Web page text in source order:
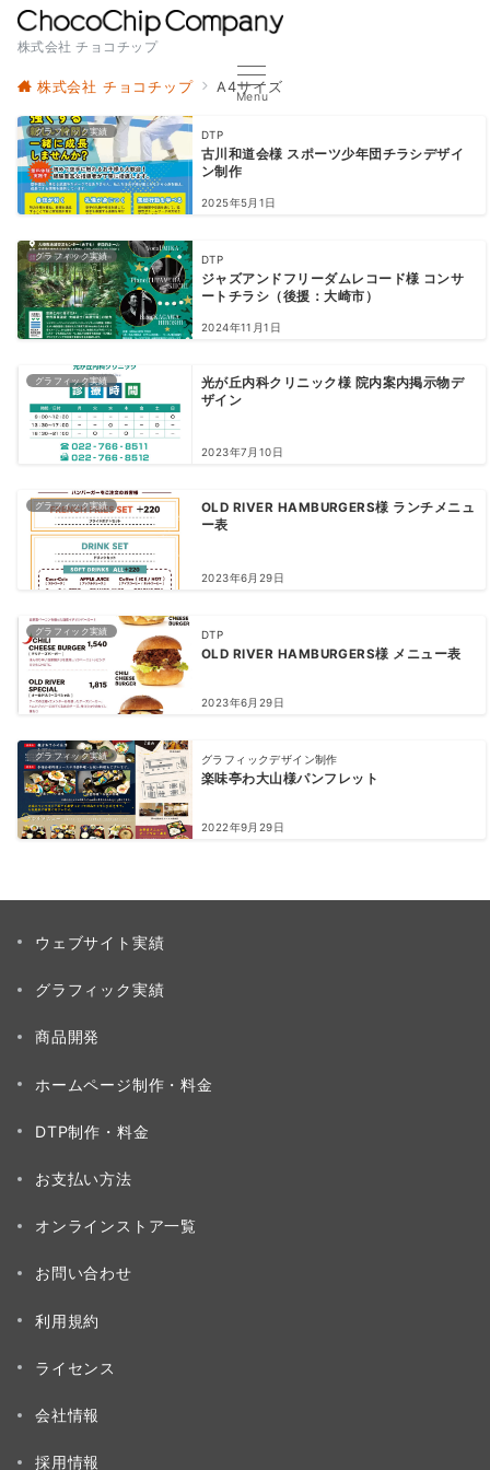
株式会社 チョコチップ
Menu
株式会社 チョコチップ A4サイズ
グラフィック実績 DTP
古川和道会様 スポーツ少年団チラシデザイ
ン制作
2025年5月1日
グラフィック実績 DTP
ジャズアンドフリーダムレコード様 コンサ
ートチラシ（後援：大崎市）
2024年11月1日
グラフィック実績
光が丘内科クリニック様 院内案内掲示物デ
ザイン
2023年7月10日
グラフィック実績
OLD RIVER HAMBURGERS様 ランチメニュ
ー表
2023年6月29日
グラフィック実績 DTP
OLD RIVER HAMBURGERS様 メニュー表
2023年6月29日
グラフィック実績 グラフィックデザイン制作
楽味亭わ大山様パンフレット
2022年9月29日
ウェブサイト実績
グラフィック実績
商品開発
ホームページ制作・料金
DTP制作・料金
お支払い方法
オンラインストア一覧
お問い合わせ
利用規約
ライセンス
会社情報
採用情報